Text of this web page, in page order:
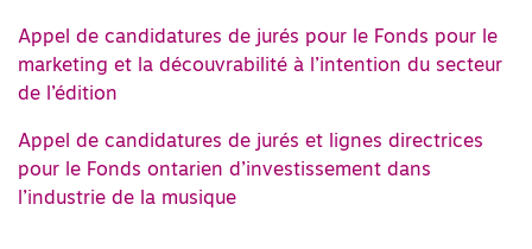
Appel de candidatures de jurés pour le Fonds pour le
marketing et la découvrabilité à l’intention du secteur
de l’édition
Appel de candidatures de jurés et lignes directrices
pour le Fonds ontarien d’investissement dans
l’industrie de la musique